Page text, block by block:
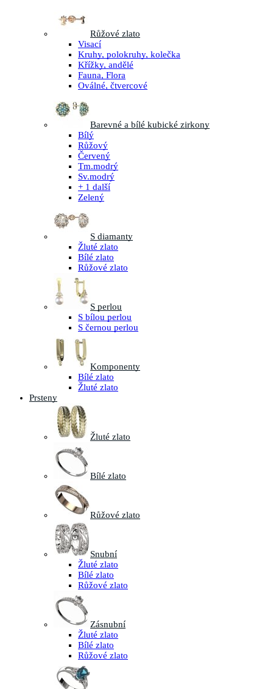
Růžové zlato
Visací
Kruhy, polokruhy, kolečka
Křížky, andělé
Fauna, Flora
Oválné, čtvercové
Barevné a bílé kubické zirkony
Bílý
Růžový
Červený
Tm.modrý
Sv.modrý
+ 1 další
Zelený
S diamanty
Žluté zlato
Bílé zlato
Růžové zlato
S perlou
S bílou perlou
S černou perlou
Komponenty
Bílé zlato
Žluté zlato
Prsteny
Žluté zlato
Bílé zlato
Růžové zlato
Snubní
Žluté zlato
Bílé zlato
Růžové zlato
Zásnubní
Žluté zlato
Bílé zlato
Růžové zlato